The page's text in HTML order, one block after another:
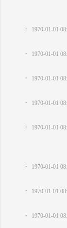
· 1970-01-01
· 1970-01-01
· 1970-01-01
· 1970-01-01
· 1970-01-01
· 1970-01-01
· 1970-01-01
· 1970-01-01